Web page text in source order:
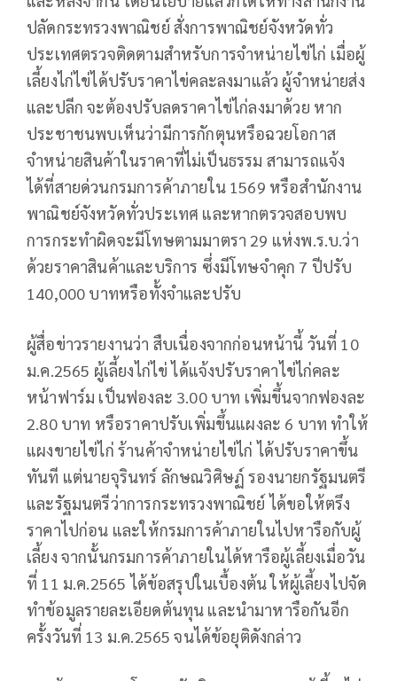
ปลัดกระทรวงพาณิชย์ สั่งการพาณิชย์จังหวัดทั่ว
ประเทศตรวจติดตามสำหรับการจำหน่ายไข่ไก่ เมื่อผู้
เลี้ยงไก่ไข่ได้ปรับราคาไข่คละลงมาแล้ว ผู้จำหน่ายส่ง
และปลีก จะต้องปรับลดราคาไข่ไก่ลงมาด้วย หาก
ประชาชนพบเห็นว่ามีการกักตุนหรือฉวยโอกาส
จำหน่ายสินค้าในราคาที่ไม่เป็นธรรม สามารถแจ้ง
ได้ที่สายด่วนกรมการค้าภายใน 1569 หรือสำนักงาน
พาณิชย์จังหวัดทั่วประเทศ และหากตรวจสอบพบ
การกระทำผิดจะมีโทษตามมาตรา 29 แห่งพ.ร.บ.ว่า
ด้วยราคาสินค้าและบริการ ซึ่งมีโทษจำคุก 7 ปีปรับ
140,000 บาทหรือทั้งจำและปรับ
ผู้สื่อข่าวรายงานว่า สืบเนื่องจากก่อนหน้านี้ วันที่ 10
ม.ค.2565 ผู้เลี้ยงไก่ไข่ ได้แจ้งปรับราคาไข่ไก่คละ
หน้าฟาร์ม เป็นฟองละ 3.00 บาท เพิ่มขึ้นจากฟองละ
2.80 บาท หรือราคาปรับเพิ่มขึ้นแผงละ 6 บาท ทำให้
แผงขายไข่ไก่ ร้านค้าจำหน่ายไข่ไก่ ได้ปรับราคาขึ้น
ทันที แต่นายจุรินทร์ ลักษณวิศิษฏ์ รองนายกรัฐมนตรี
และรัฐมนตรีว่าการกระทรวงพาณิชย์ ได้ขอให้ตรึง
ราคาไปก่อน และให้กรมการค้าภายในไปหารือกับผู้
เลี้ยง จากนั้นกรมการค้าภายในได้หารือผู้เลี้ยงเมื่อวัน
ที่ 11 ม.ค.2565 ได้ข้อสรุปในเบื้องต้น ให้ผู้เลี้ยงไปจัด
ทำข้อมูลรายละเอียดต้นทุน และนำมาหารือกันอีก
ครั้งวันที่ 13 ม.ค.2565 จนได้ข้อยุติดังกล่าว